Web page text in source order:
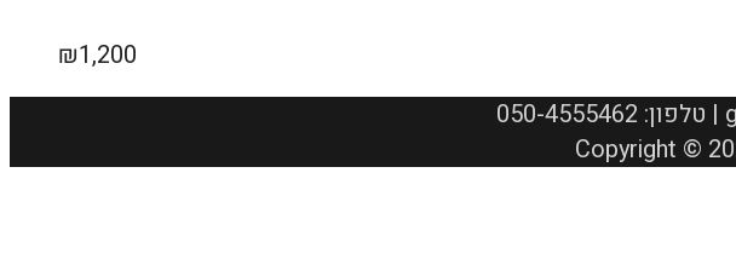
₪1,200